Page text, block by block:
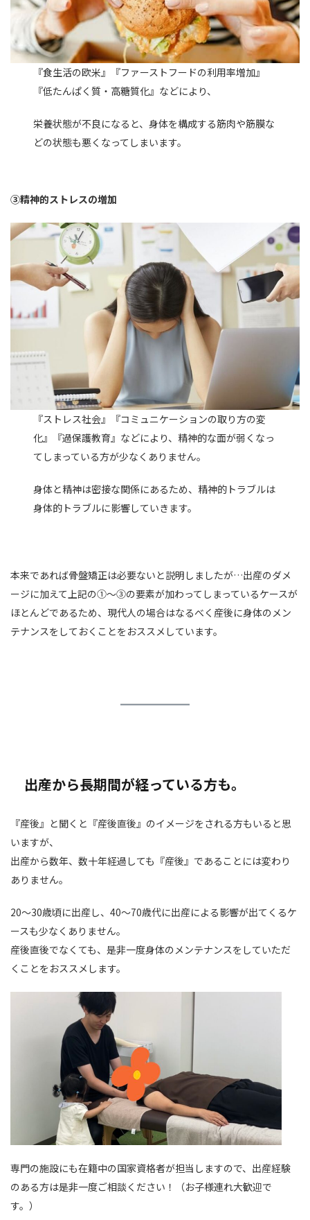
『食生活の欧米』『ファーストフードの利用率増加』
『低たんぱく質・高糖質化』などにより、
栄養状態が不良になると、身体を構成する筋肉や筋膜な
どの状態も悪くなってしまいます。
③精神的ストレスの増加
『ストレス社会』『コミュニケーションの取り方の変
化』『過保護教育』などにより、精神的な面が弱くなっ
てしまっている方が少なくありません。
身体と精神は密接な関係にあるため、精神的トラブルは
身体的トラブルに影響していきます。
本来であれば骨盤矯正は必要ないと説明しましたが…出産のダメ
ージに加えて上記の➀～③の要素が加わってしまっているケースが
ほとんどであるため、現代人の場合はなるべく産後に身体のメン
テナンスをしておくことをおススメしています。
出産から長期間が経っている方も。
『産後』と聞くと『産後直後』のイメージをされる方もいると思
いますが、
出産から数年、数十年経過しても『産後』であることには変わり
ありません。
20～30歳頃に出産し、40～70歳代に出産による影響が出てくるケ
ースも少なくありません。
産後直後でなくても、是非一度身体のメンテナンスをしていただ
くことをおススメします。
専門の施設にも在籍中の国家資格者が担当しますので、出産経験
のある方は是非一度ご相談ください！（お子様連れ大歓迎で
す。）